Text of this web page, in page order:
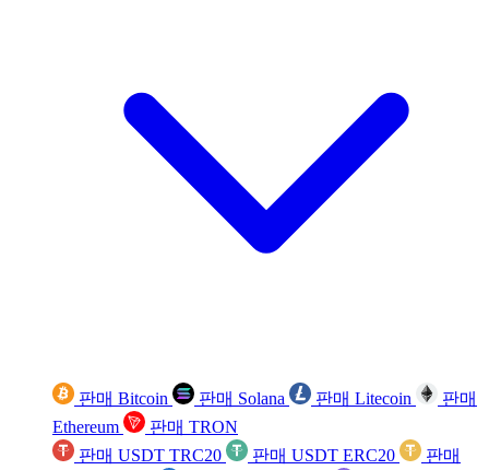
판매 Bitcoin 판매 Solana 판매 Litecoin
판매
Ethereum
판매 TRON
판매 USDT TRC20
판매 USDT ERC20
판매